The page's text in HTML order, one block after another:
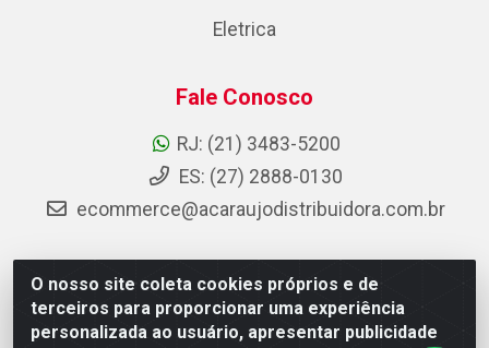
O nosso site coleta cookies próprios e de
terceiros para proporcionar uma experiência
personalizada ao usuário, apresentar publicidade
Eletrica
Fale Conosco
RJ: (21) 3483-5200
ES: (27) 2888-0130
ecommerce@acaraujodistribuidora.com.br
AC Araujo Distribuidora - Rua Carneiro de Campos, 42 -
São Cristóvão, Rio de Janeiro/RJ - CEP 20.920-410 -